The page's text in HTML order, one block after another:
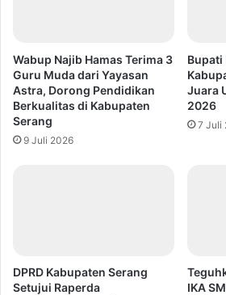
Wabup Najib Hamas Terima 3
Guru Muda dari Yayasan
Astra, Dorong Pendidikan
Berkualitas di Kabupaten
Serang
9 Juli 2026
Bupati
Juara
2026
7 Juli
DPRD Kabupaten Serang
Setujui Raperda
IKA